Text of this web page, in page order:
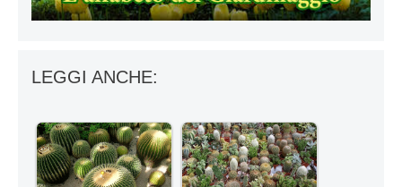
LEGGI ANCHE: